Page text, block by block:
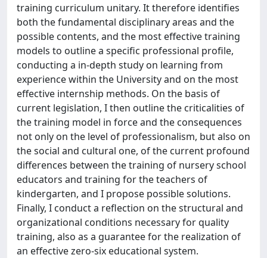
training curriculum unitary. It therefore identifies
both the fundamental disciplinary areas and the
possible contents, and the most effective training
models to outline a specific professional profile,
conducting a in-depth study on learning from
experience within the University and on the most
effective internship methods. On the basis of
current legislation, I then outline the criticalities of
the training model in force and the consequences
not only on the level of professionalism, but also on
the social and cultural one, of the current profound
differences between the training of nursery school
educators and training for the teachers of
kindergarten, and I propose possible solutions.
Finally, I conduct a reflection on the structural and
organizational conditions necessary for quality
training, also as a guarantee for the realization of
an effective zero-six educational system.